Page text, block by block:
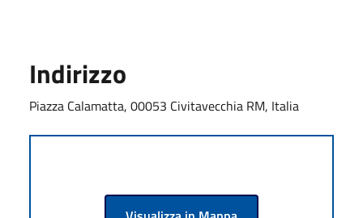
Indirizzo
Piazza Calamatta, 00053 Civitavecchia RM, Italia